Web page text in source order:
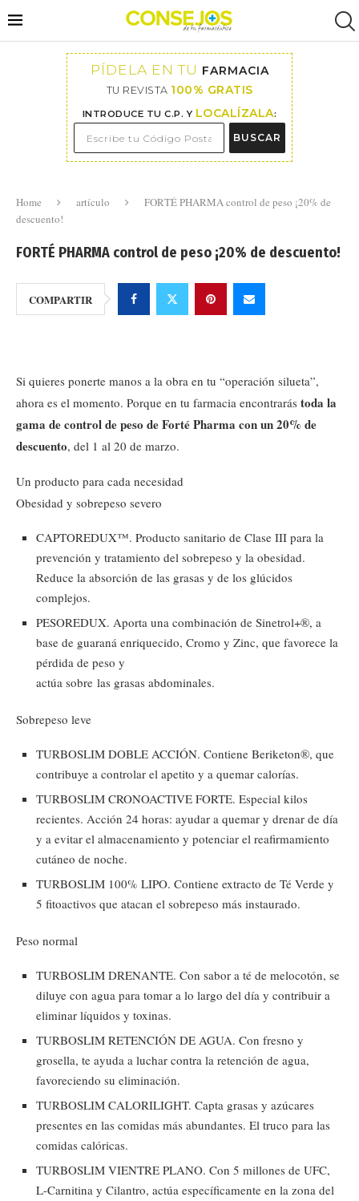
PÍDELA EN TU FARMACIA
TU REVISTA 100% GRATIS
INTRODUCE TU C.P. Y LOCALÍZALA:
BUSCAR
Home artículo
FORTÉ PHARMA control de peso ¡20% de
descuento!
FORTÉ PHARMA control de peso ¡20% de descuento!
COMPARTIR
Si quieres ponerte manos a la obra en tu “operación silueta”,
ahora es el momento. Porque en tu farmacia encontrarás toda la
gama de control de peso de Forté Pharma con un 20% de
descuento, del 1 al 20 de marzo.
Un producto para cada necesidad
Obesidad y sobrepeso severo
CAPTOREDUX™. Producto sanitario de Clase III para la
prevención y tratamiento del sobrepeso y la obesidad.
Reduce la absorción de las grasas y de los glúcidos
complejos.
PESOREDUX. Aporta una combinación de Sinetrol+®, a
base de guaraná enriquecido, Cromo y Zinc, que favorece la
pérdida de peso y
actúa sobre las grasas abdominales.
Sobrepeso leve
TURBOSLIM DOBLE ACCIÓN. Contiene Beriketon®, que
contribuye a controlar el apetito y a quemar calorías.
TURBOSLIM CRONOACTIVE FORTE. Especial kilos
recientes. Acción 24 horas: ayudar a quemar y drenar de día
y a evitar el almacenamiento y potenciar el reafirmamiento
cutáneo de noche.
TURBOSLIM 100% LIPO. Contiene extracto de Té Verde y
5 fitoactivos que atacan el sobrepeso más instaurado.
Peso normal
TURBOSLIM DRENANTE. Con sabor a té de melocotón, se
diluye con agua para tomar a lo largo del día y contribuir a
eliminar líquidos y toxinas.
TURBOSLIM RETENCIÓN DE AGUA. Con fresno y
grosella, te ayuda a luchar contra la retención de agua,
favoreciendo su eliminación.
TURBOSLIM CALORILIGHT. Capta grasas y azúcares
presentes en las comidas más abundantes. El truco para las
comidas calóricas.
TURBOSLIM VIENTRE PLANO. Con 5 millones de UFC,
L-Carnitina y Cilantro, actúa específicamente en la zona del